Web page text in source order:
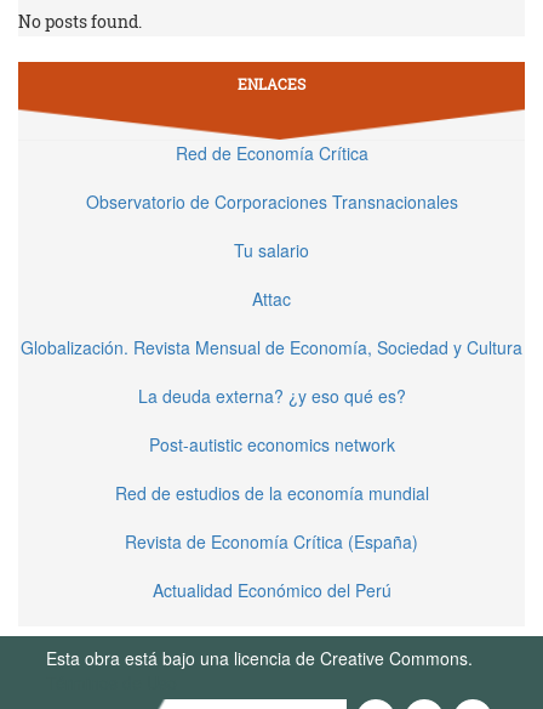
No posts found.
ENLACES
Red de Economía Crítica
Observatorio de Corporaciones Transnacionales
Tu salario
Attac
Globalización. Revista Mensual de Economía, Sociedad y Cultura
La deuda externa? ¿y eso qué es?
Post-autistic economics network
Red de estudios de la economía mundial
Revista de Economía Crítica (España)
Actualidad Económico del Perú
Esta obra está bajo una licencia de Creative Commons.